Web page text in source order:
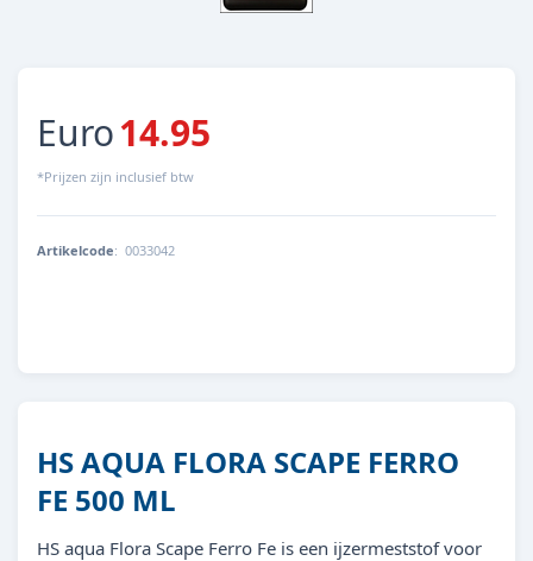
Euro14.95
*Prijzen zijn inclusief btw
Artikelcode: 0033042
HS AQUA FLORA SCAPE FERRO
FE 500 ML
HS aqua Flora Scape Ferro Fe is een ijzermeststof voor